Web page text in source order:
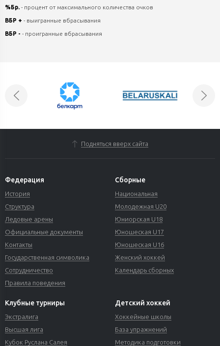
%Бр. - процент от максимального количества очков
ВБР + - выигранные вбрасывания
ВБР - - проигранные вбрасывания
Подняться вверх сайта
Федерация
История
Структура
Ледовые арены
Официальные документы
Контакты
Государственная символика
Сотрудничество
Правила поведения
Сборные
Национальная
Молодежная U20
Юниорская U18
Юношеская U17
Юношеская U16
Женский хоккей
Календарь сборных
Клубные турниры
Экстралига
Высшая лига
Кубок Руслана Салея
Детский хоккей
Хоккейные школы
База упражнений
Методика подготовки